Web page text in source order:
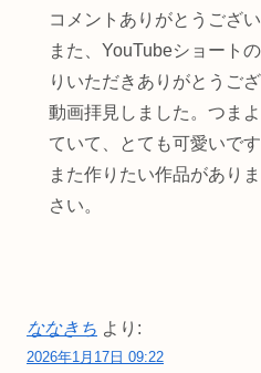
コメントありがとうござい
また、YouTubeショート
りいただきありがとうござ
動画拝見しました。つま
ていて、とても可愛いで
また作りたい作品があり
さい。
ななきち より:
2026年1月17日 09:22